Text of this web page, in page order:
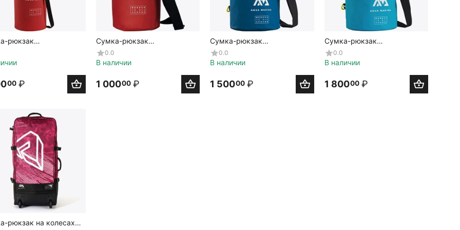
рюкзак
Aqua
Dry Bag 90L
00 ₽
Сумка-рюкзак
водонепроницаемая Aqua
Marina DryBag 10L
0.0
В наличии
1 00000 ₽
Сумка-рюкзак
водонепроницаемая Aqua
Marina DryBag 20L
0.0
В наличии
1 50000 ₽
Сумка-рюкзак
водонепроницаемая Aqua
Marina DryBag 40L
0.0
В наличии
1 80000 ₽
рюкзак на колесах